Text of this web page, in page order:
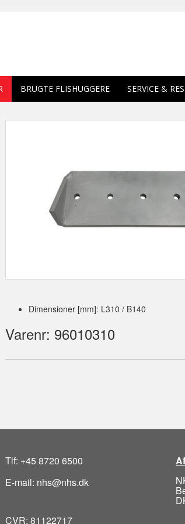
BRUGTE FLISHUGGERE SERVICE &
Dimensioner [mm]: L310 / B140
Varenr: 96010310
Tlf: +45 8720 6500
E-mail: nhs@nhs.dk
CVR: 81122717